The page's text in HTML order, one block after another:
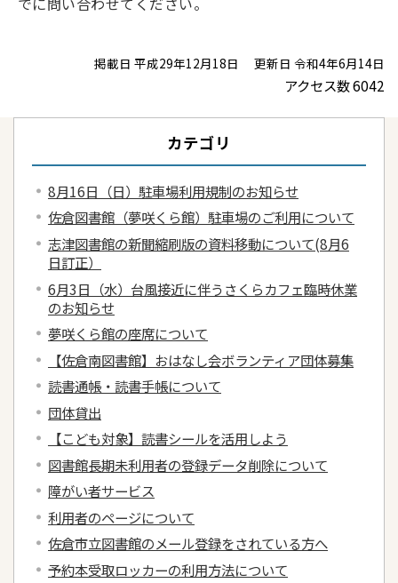
掲載日 平成29年12月18日 更新日 令和4年6月14日
アクセス数6042
カテゴリ
8月16日（日）駐車場利用規制のお知らせ
佐倉図書館（夢咲くら館）駐車場のご利用について
志津図書館の新聞縮刷版の資料移動について(8月6
日訂正）
6月3日（水）台風接近に伴うさくらカフェ臨時休業
のお知らせ
夢咲くら館の座席について
【佐倉南図書館】おはなし会ボランティア団体募集
読書通帳・読書手帳について
団体貸出
【こども対象】読書シールを活用しよう
図書館長期未利用者の登録データ削除について
障がい者サービス
利用者のページについて
佐倉市立図書館のメール登録をされている方へ
予約本受取ロッカーの利用方法について